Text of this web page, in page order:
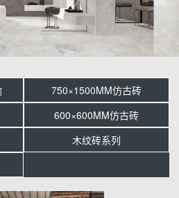
750×1500MM仿古砖
600×600MM仿古砖
木纹砖系列